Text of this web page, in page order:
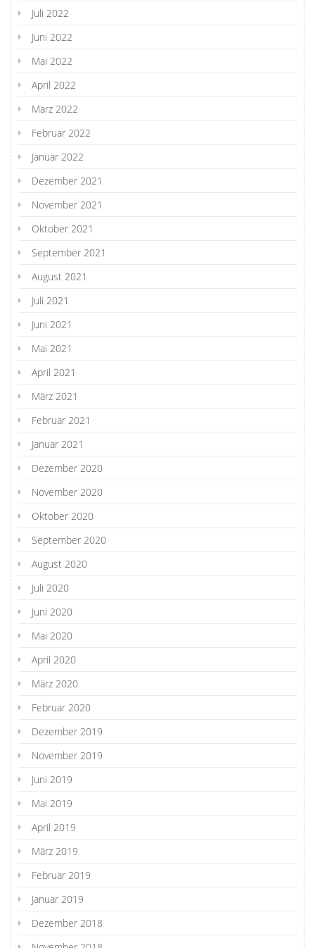
Juli 2022
Juni 2022
Mai 2022
April 2022
März 2022
Februar 2022
Januar 2022
Dezember 2021
November 2021
Oktober 2021
September 2021
August 2021
Juli 2021
Juni 2021
Mai 2021
April 2021
März 2021
Februar 2021
Januar 2021
Dezember 2020
November 2020
Oktober 2020
September 2020
August 2020
Juli 2020
Juni 2020
Mai 2020
April 2020
März 2020
Februar 2020
Dezember 2019
November 2019
Juni 2019
Mai 2019
April 2019
März 2019
Februar 2019
Januar 2019
Dezember 2018